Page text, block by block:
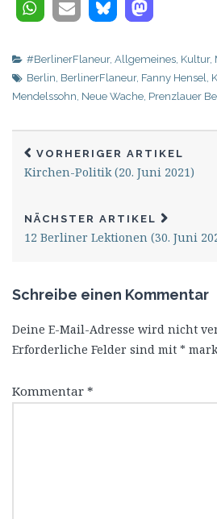
#BerlinerFlaneur, Allgemeines, Kultur,
Berlin, BerlinerFlaneur, Fanny Hensel,
Mendelssohn, Neue Wache, Prenzlauer
VORHERIGER ARTIKEL
Kirchen-Politik (20. Juni 2021)
NÄCHSTER ARTIKEL
12 Berliner Lektionen (30. Juni
Schreibe einen Kommentar
Deine E-Mail-Adresse wird nicht
Erforderliche Felder sind mit *
Kommentar *